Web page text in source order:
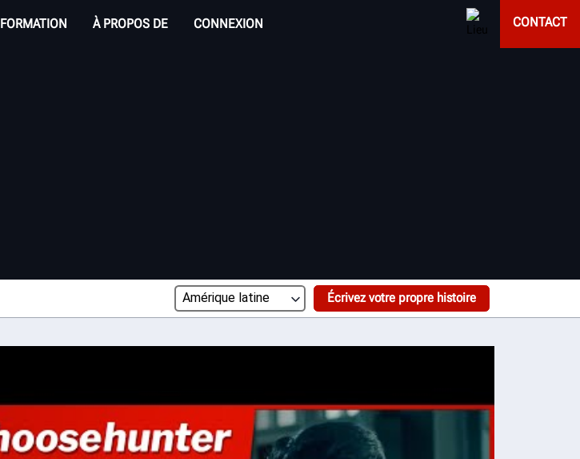
FORMATION À PROPOS DE CONNEXION CONTACT
Écrivez votre propre histoire